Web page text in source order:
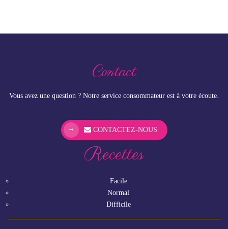
Contact
Vous avez une question ? Notre service consommateur est à votre écoute.
CONTACTEZ-NOUS
Recettes
Facile
Normal
Difficile